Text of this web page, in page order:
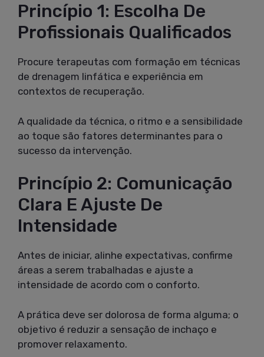
Princípio 1: Escolha De
Profissionais Qualificados
Procure terapeutas com formação em técnicas
de drenagem linfática e experiência em
contextos de recuperação.
A qualidade da técnica, o ritmo e a sensibilidade
ao toque são fatores determinantes para o
sucesso da intervenção.
Princípio 2: Comunicação
Clara E Ajuste De
Intensidade
Antes de iniciar, alinhe expectativas, confirme
áreas a serem trabalhadas e ajuste a
intensidade de acordo com o conforto.
A prática deve ser dolorosa de forma alguma; o
objetivo é reduzir a sensação de inchaço e
promover relaxamento.